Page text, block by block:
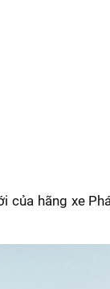
của hãng xe